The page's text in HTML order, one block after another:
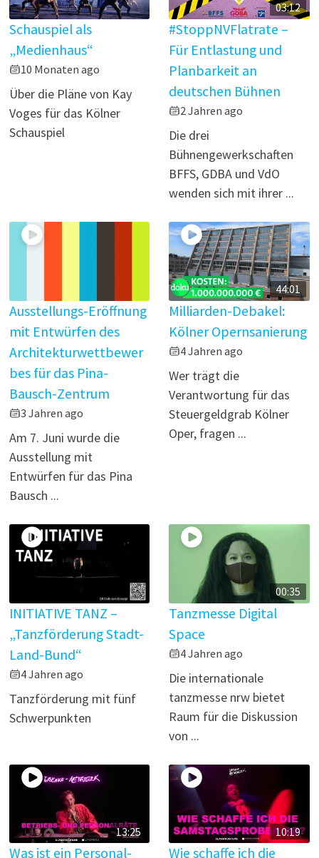
Schauspiel als
„Medienhaus“
10 Monaten ago
Über die Pläne von Kay
Voges für das Kölner
Schauspiel
03:12
#StoppNVFlatrate –
Für Entlastung und
Planbarkeit an
deutschen Bühnen
2 Jahren ago
Die drei
Bühnengewerkschaften
BFFS, GDBA und VdO
wenden sich mit ihrer ...
Ausstellungs-Eröffnung
mit Entwürfen des
Architekturwettbewer
bes für das Pina-
Bausch-Zentrum
3 Jahren ago
Am 7. Juni wurde die
Ausstellung mit
Entwürfen für das Pina
Bausch ...
44:01
Milliarden-Debakel:
Kölner Opernsanierung
4 Jahren ago
Wer trägt die
Verantwortung für das
Steuergeldgrab Kölner
Oper, fragen ...
INITIATIVE TANZ –
„Tanzförderung Stadt-
Land-Bund“
4 Jahren ago
Tanzförderung mit fünf
Schwerpunkten
00:35
Tanzmesse Digital
Space
4 Jahren ago
Die internationale
tanzmesse nrw bietet
Raum für die Diskussion
von ...
13:25
Was ist ein Personal-
10:19
Wie schaffe ich die